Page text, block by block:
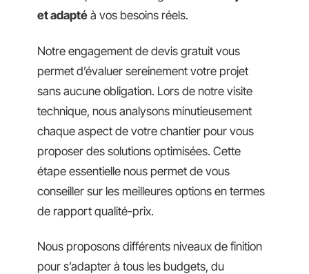
et adapté à vos besoins réels.
Notre engagement de devis gratuit vous
permet d’évaluer sereinement votre projet
sans aucune obligation. Lors de notre visite
technique, nous analysons minutieusement
chaque aspect de votre chantier pour vous
proposer des solutions optimisées. Cette
étape essentielle nous permet de vous
conseiller sur les meilleures options en termes
de rapport qualité-prix.
Nous proposons différents niveaux de finition
pour s’adapter à tous les budgets, du